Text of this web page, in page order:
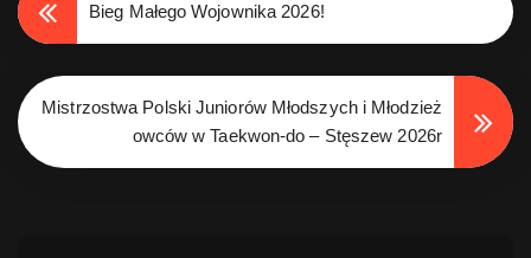
Bieg Małego Wojownika 2026!
Mistrzostwa Polski Juniorów Młodszych i Młodzież
owców w Taekwon-do – Stęszew 2026r